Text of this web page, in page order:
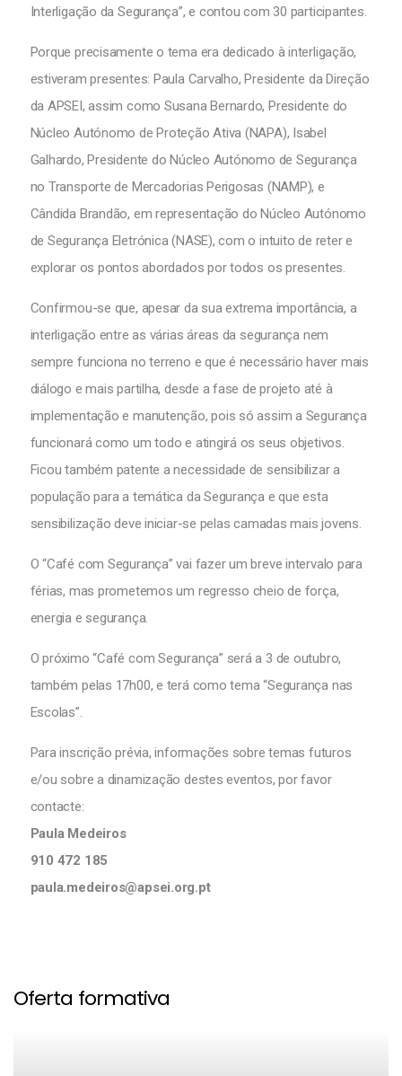
Interligação da Segurança”, e contou com 30 participantes.
Porque precisamente o tema era dedicado à interligação,
estiveram presentes: Paula Carvalho, Presidente da Direção
da APSEI, assim como Susana Bernardo, Presidente do
Núcleo Autónomo de Proteção Ativa (NAPA), Isabel
Galhardo, Presidente do Núcleo Autónomo de Segurança
no Transporte de Mercadorias Perigosas (NAMP), e
Cândida Brandão, em representação do Núcleo Autónomo
de Segurança Eletrónica (NASE), com o intuito de reter e
explorar os pontos abordados por todos os presentes.
Confirmou-se que, apesar da sua extrema importância, a
interligação entre as várias áreas da segurança nem
sempre funciona no terreno e que é necessário haver mais
diálogo e mais partilha, desde a fase de projeto até à
implementação e manutenção, pois só assim a Segurança
funcionará como um todo e atingirá os seus objetivos.
Ficou também patente a necessidade de sensibilizar a
população para a temática da Segurança e que esta
sensibilização deve iniciar-se pelas camadas mais jovens.
O “Café com Segurança” vai fazer um breve intervalo para
férias, mas prometemos um regresso cheio de força,
energia e segurança.
O próximo “Café com Segurança” será a 3 de outubro,
também pelas 17h00, e terá como tema “Segurança nas
Escolas”.
Para inscrição prévia, informações sobre temas futuros
e/ou sobre a dinamização destes eventos, por favor
contacte:
Paula Medeiros
910 472 185
paula.medeiros@apsei.org.pt
Oferta formativa